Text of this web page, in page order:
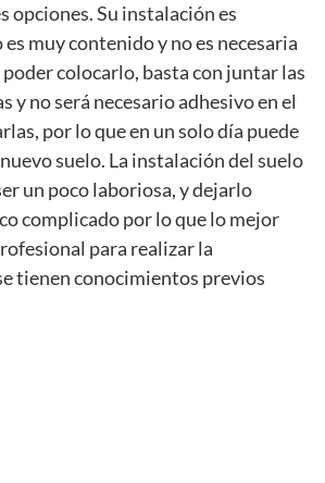
opciones. Su instalación es
muy contenido y no es necesaria
colocarlo, basta con juntar las
y no será necesario adhesivo en el
por lo que en un solo día puede
suelo. La instalación del suelo
un poco laboriosa, y dejarlo
complicado por lo que lo mejor
para realizar la
tienen conocimientos previos